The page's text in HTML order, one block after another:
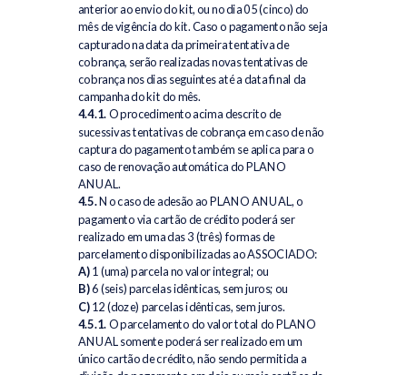
anterior ao envio do kit, ou no dia 05 (cinco) do
mês de vigência do kit. Caso o pagamento não seja
capturado na data da primeira tentativa de
cobrança, serão realizadas novas tentativas de
cobrança nos dias seguintes até a data final da
campanha do kit do mês.
4.4.1.O procedimento acima descrito de
sucessivas tentativas de cobrança em caso de não
captura do pagamento também se aplica para o
caso de renovação automática do PLANO
ANUAL.
4.5.No caso de adesão ao PLANO ANUAL, o
pagamento via cartão de crédito poderá ser
realizado em uma das 3 (três) formas de
parcelamento disponibilizadas ao ASSOCIADO:
A)1 (uma) parcela no valor integral; ou
B)6 (seis) parcelas idênticas, sem juros; ou
C)12 (doze) parcelas idênticas, sem juros.
4.5.1.O parcelamento do valor total do PLANO
ANUAL somente poderá ser realizado em um
único cartão de crédito, não sendo permitida a